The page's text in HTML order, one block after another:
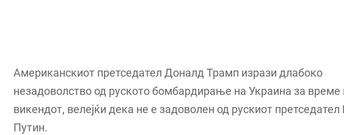
Американскиот претседател Доналд Трамп изрази длабоко
незадоволство од руското бомбардирање на Украина за време
викендот, велејќи дека не е задоволен од рускиот
Путин.